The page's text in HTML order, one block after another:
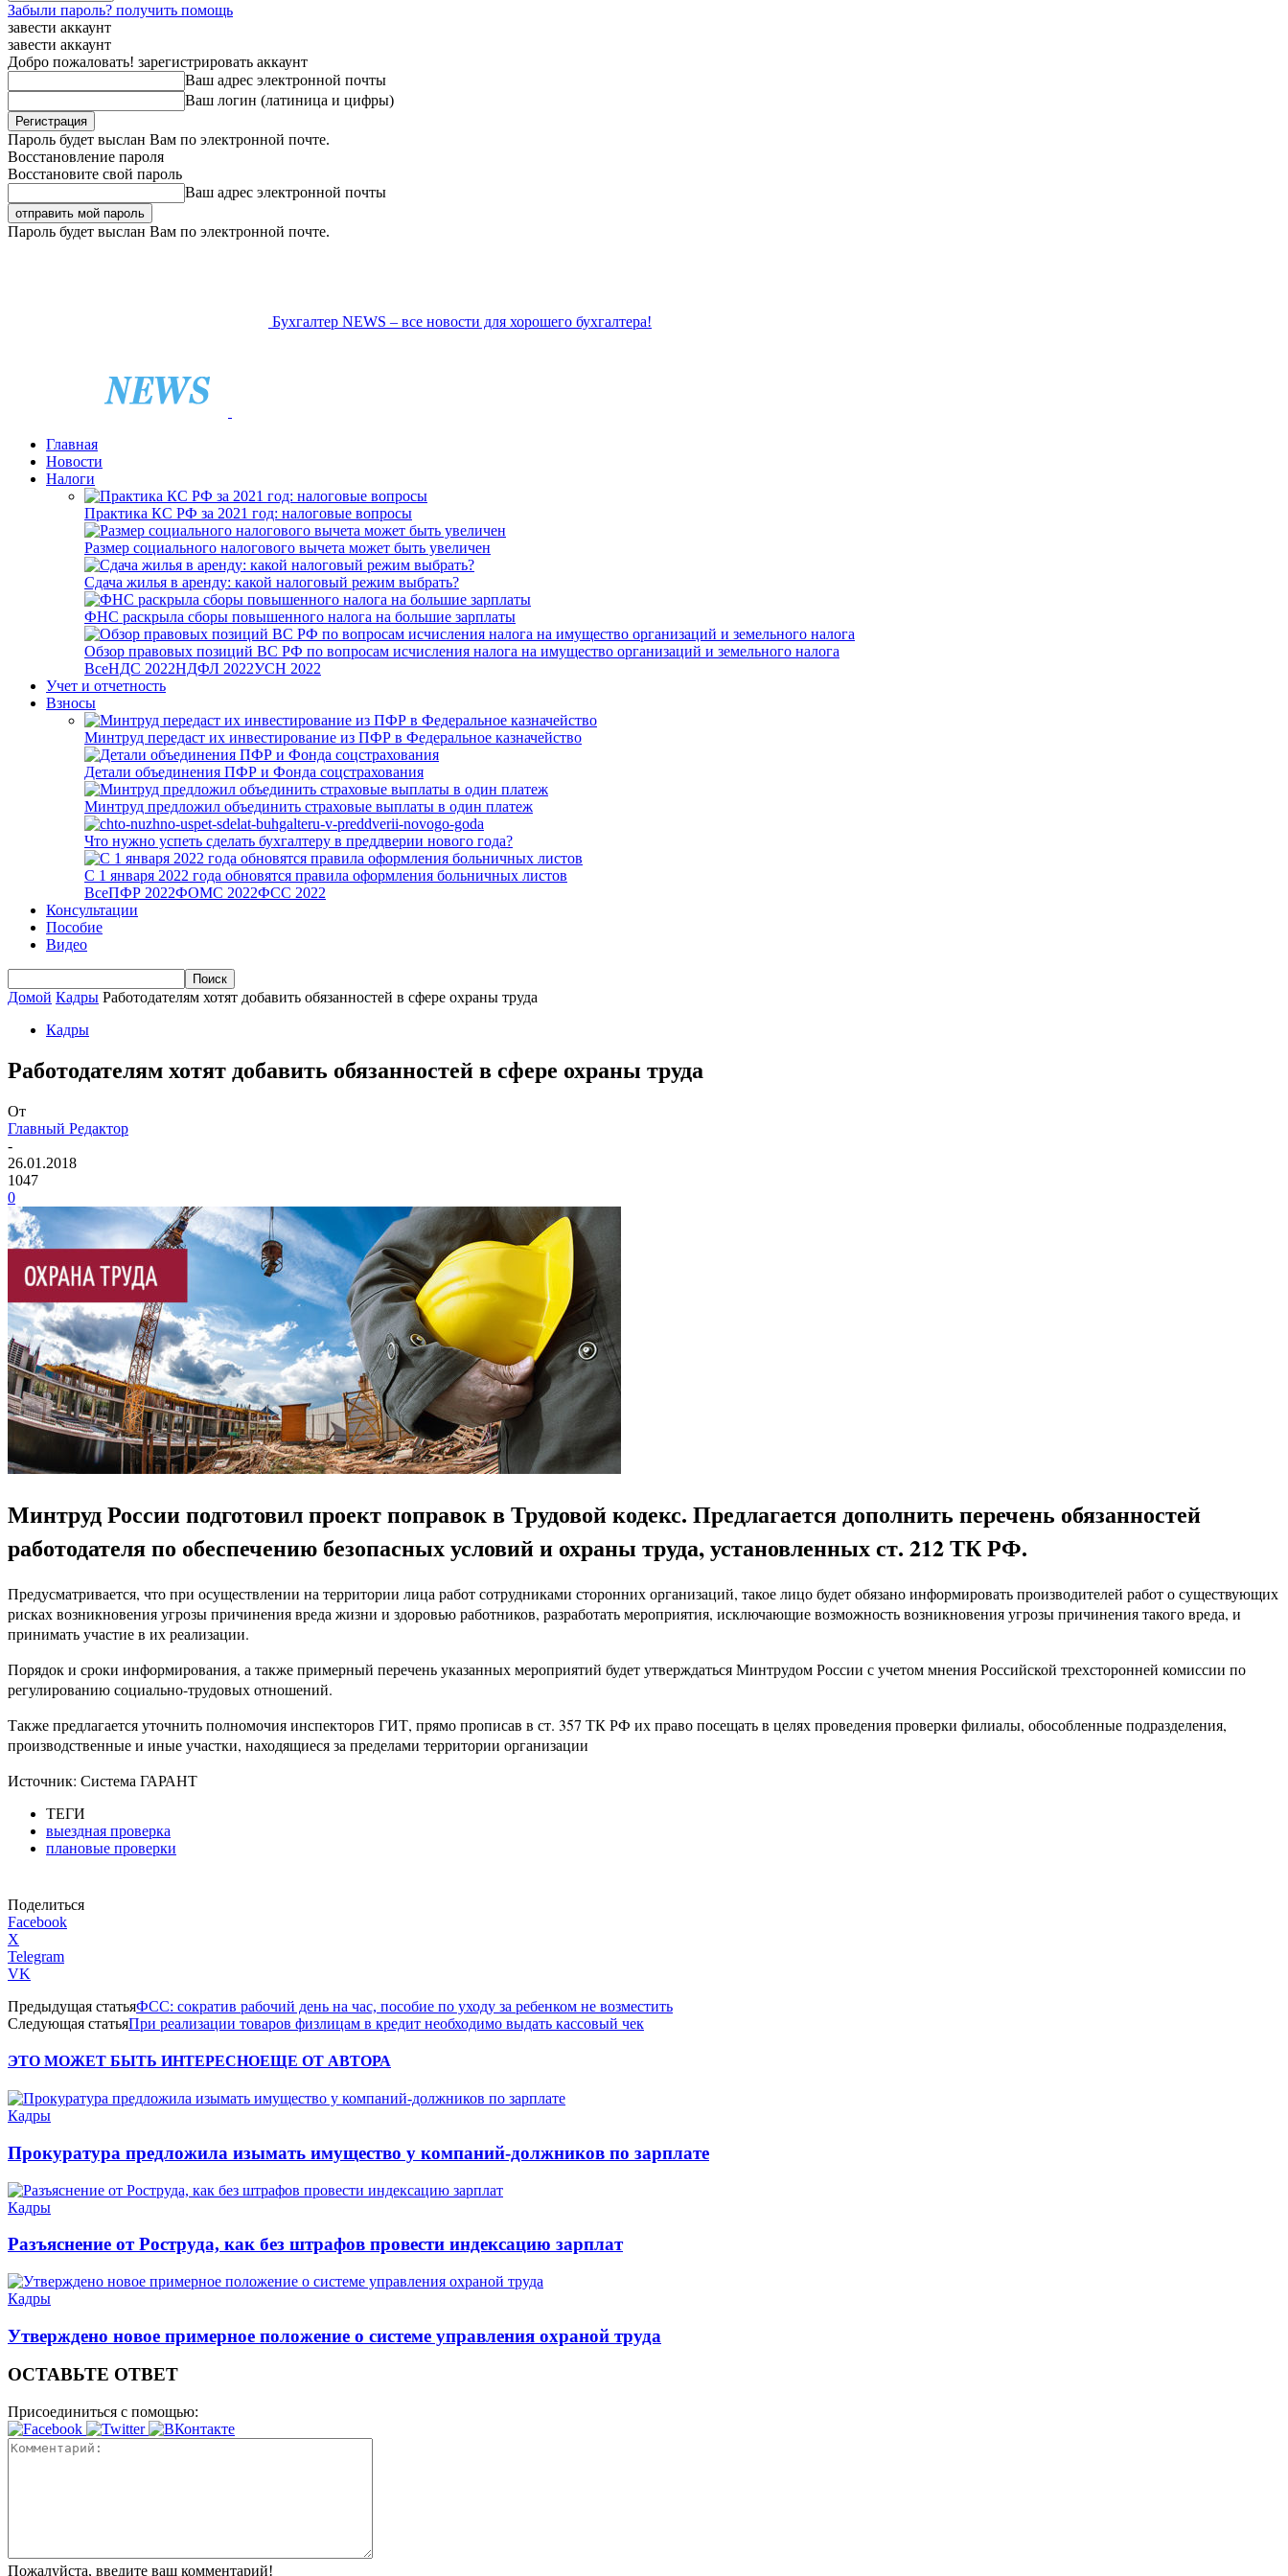
Забыли пароль? получить помощь
завести аккаунт
завести аккаунт
Добро пожаловать! зарегистрировать аккаунт
Ваш адрес электронной почты
Ваш логин (латиница и цифры)
Пароль будет выслан Вам по электронной почте.
Восстановление пароля
Восстановите свой пароль
Ваш адрес электронной почты
Пароль будет выслан Вам по электронной почте.
Бухгалтер NEWS – все новости для хорошего бухгалтера!
Главная
Новости
Налоги
Практика КС РФ за 2021 год: налоговые вопросы
Размер социального налогового вычета может быть увеличен
Сдача жилья в аренду: какой налоговый режим выбрать?
ФНС раскрыла сборы повышенного налога на большие зарплаты
Обзор правовых позиций ВС РФ по вопросам исчисления налога на имущество организаций и земельного налога
ВсеНДС 2022НДФЛ 2022УСН 2022
Учет и отчетность
Взносы
Минтруд передаст их инвестирование из ПФР в Федеральное казначейство
Детали объединения ПФР и Фонда соцстрахования
Минтруд предложил объединить страховые выплаты в один платеж
Что нужно успеть сделать бухгалтеру в преддверии нового года?
С 1 января 2022 года обновятся правила оформления больничных листов
ВсеПФР 2022ФОМС 2022ФСС 2022
Консультации
Пособие
Видео
Домой Кадры Работодателям хотят добавить обязанностей в сфере охраны труда
Кадры
Работодателям хотят добавить обязанностей в сфере охраны труда
От
Главный Редактор
-
26.01.2018
1047
0
Минтруд России подготовил проект поправок в Трудовой кодекс. Предлагается дополнить перечень обязанностей
работодателя по обеспечению безопасных условий и охраны труда, установленных ст. 212 ТК РФ.
Предусматривается, что при осуществлении на территории лица работ сотрудниками сторонних организаций, такое лицо будет обязано информировать производителей работ о существующих
рисках возникновения угрозы причинения вреда жизни и здоровью работников, разработать мероприятия, исключающие возможность возникновения угрозы причинения такого вреда, и
принимать участие в их реализации.
Порядок и сроки информирования, а также примерный перечень указанных мероприятий будет утверждаться Минтрудом России с учетом мнения Российской трехсторонней комиссии по
регулированию социально-трудовых отношений.
Также предлагается уточнить полномочия инспекторов ГИТ, прямо прописав в ст. 357 ТК РФ их право посещать в целях проведения проверки филиалы, обособленные подразделения,
производственные и иные участки, находящиеся за пределами территории организации
Источник: Система ГАРАНТ
ТЕГИ
выездная проверка
плановые проверки
Поделиться
Facebook
X
Telegram
VK
Предыдущая статьяФСС: сократив рабочий день на час, пособие по уходу за ребенком не возместить
Следующая статьяПри реализации товаров физлицам в кредит необходимо выдать кассовый чек
ЭТО МОЖЕТ БЫТЬ ИНТЕРЕСНОЕЩЕ ОТ АВТОРА
Кадры
Прокуратура предложила изымать имущество у компаний-должников по зарплате
Кадры
Разъяснение от Роструда, как без штрафов провести индексацию зарплат
Кадры
Утверждено новое примерное положение о системе управления охраной труда
ОСТАВЬТЕ ОТВЕТ
Присоединиться с помощью:
Пожалуйста, введите ваш комментарий!